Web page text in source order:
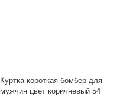
Куртка короткая бомбер для
мужчин цвет коричневый 54